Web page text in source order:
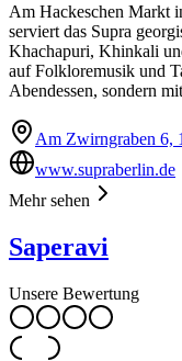
Am Hackeschen Markt
serviert das Supra
Khachapuri, Khinkali
auf Folkloremusik und
Abendessen, sondern
Am Zwirngraben 6,
www.supraberlin.de
Mehr sehen
Saperavi
Unsere Bewertung